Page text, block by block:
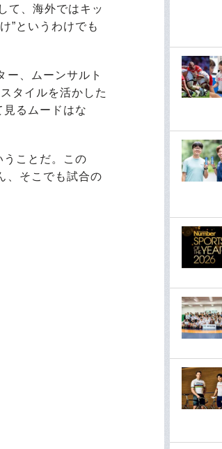
て、海外ではキッ
”というわけでも
、ムーンサルト
タイルを活かした
るムードはな
ことだ。この
、そこでも試合の